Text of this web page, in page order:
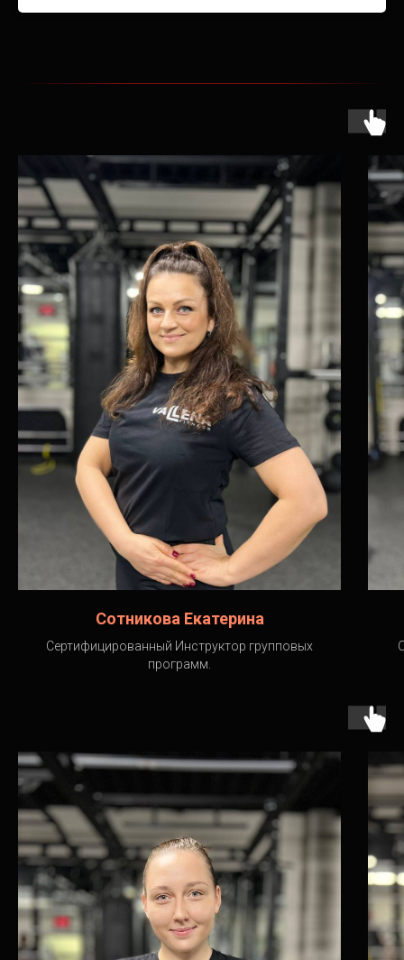
Сотникова Екатерина
Сертифицированный Инструктор групповых
программ.